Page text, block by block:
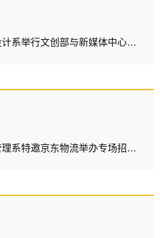
【艺术设计系】艺术设计系举行文创部与新媒体中心成立大会
【工商管理系】工商管理系特邀京东物流举办专场招聘会